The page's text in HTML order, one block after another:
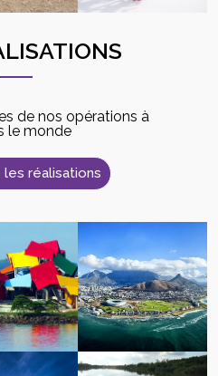
de nos opérations à
le monde
réalisations